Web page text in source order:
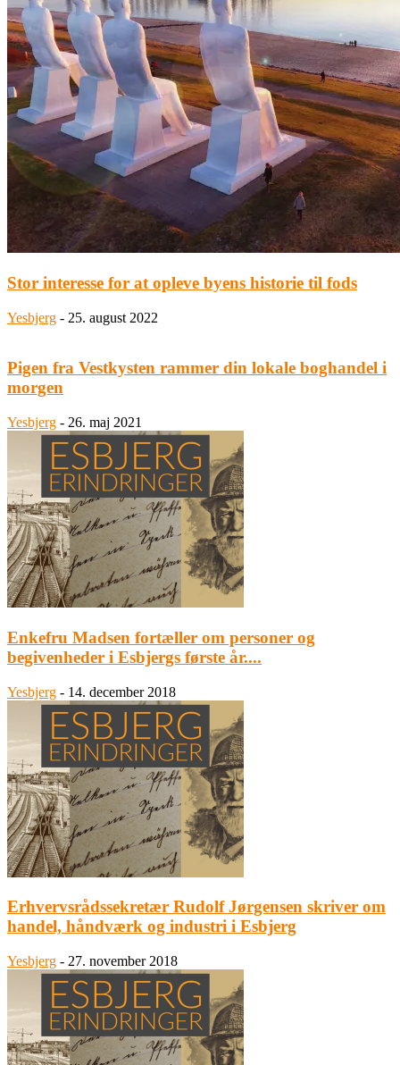
Stor interesse for at opleve byens historie til fods
Yesbjerg - 25. august 2022
Pigen fra Vestkysten rammer din lokale boghandel i
morgen
Yesbjerg - 26. maj 2021
Enkefru Madsen fortæller om personer og
begivenheder i Esbjergs første år....
Yesbjerg - 14. december 2018
Erhvervsrådssekretær Rudolf Jørgensen skriver om
handel, håndværk og industri i Esbjerg
Yesbjerg - 27. november 2018